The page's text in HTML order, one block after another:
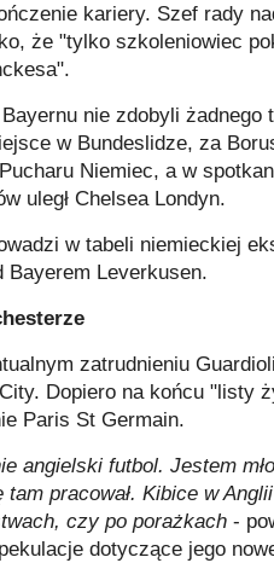
kariery. Szef rady
że "tylko szkoleniowiec
nie zdobyli żadnego
w Bundeslidze, za
Niemiec, a w
uległ Chelsea Londyn.
w tabeli niemieckiej
Bayerem Leverkusen.
zatrudnieniu
Dopiero na końcu "listy
Paris St Germain.
angielski futbol. Jestem
pracował. Kibice w
czy po porażkach -
dotyczące jego